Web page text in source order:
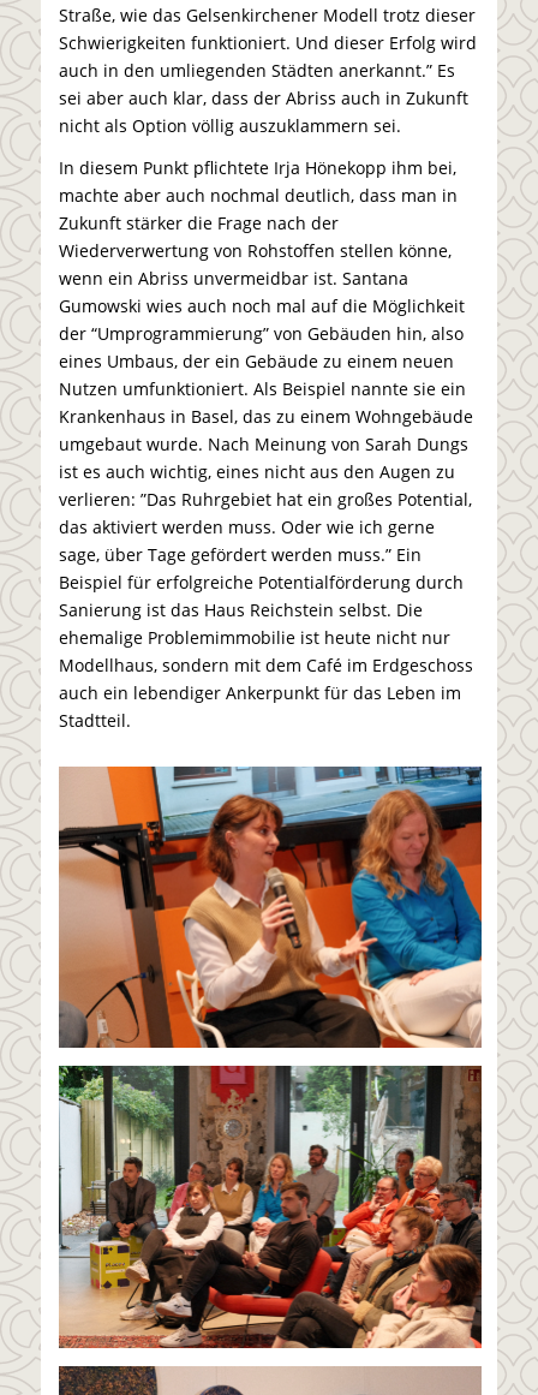
Straße, wie das Gelsenkirchener Modell trotz dieser
Schwierigkeiten funktioniert. Und dieser Erfolg wird
auch in den umliegenden Städten anerkannt.” Es
sei aber auch klar, dass der Abriss auch in Zukunft
nicht als Option völlig auszuklammern sei.
In diesem Punkt pflichtete Irja Hönekopp ihm bei,
machte aber auch nochmal deutlich, dass man in
Zukunft stärker die Frage nach der
Wiederverwertung von Rohstoffen stellen könne,
wenn ein Abriss unvermeidbar ist. Santana
Gumowski wies auch noch mal auf die Möglichkeit
der “Umprogrammierung” von Gebäuden hin, also
eines Umbaus, der ein Gebäude zu einem neuen
Nutzen umfunktioniert. Als Beispiel nannte sie ein
Krankenhaus in Basel, das zu einem Wohngebäude
umgebaut wurde. Nach Meinung von Sarah Dungs
ist es auch wichtig, eines nicht aus den Augen zu
verlieren: ”Das Ruhrgebiet hat ein großes Potential,
das aktiviert werden muss. Oder wie ich gerne
sage, über Tage gefördert werden muss.” Ein
Beispiel für erfolgreiche Potentialförderung durch
Sanierung ist das Haus Reichstein selbst. Die
ehemalige Problemimmobilie ist heute nicht nur
Modellhaus, sondern mit dem Café im Erdgeschoss
auch ein lebendiger Ankerpunkt für das Leben im
Stadtteil.